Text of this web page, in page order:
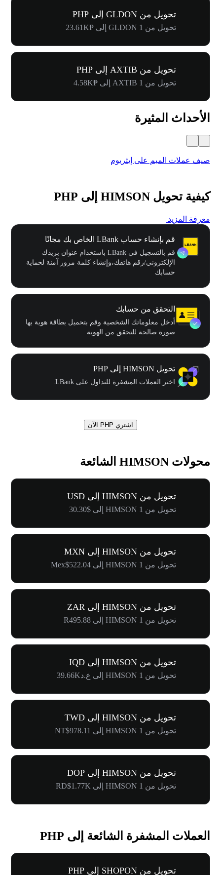
تحويل من GLDON إلى PHP
تحويل من 1 GLDON إلى ₱23.61K
تحويل من AXTIB إلى PHP
تحويل من 1 AXTIB إلى ₱4.58K
الأحداث المثيرة
صيف عملات الميم على إيثريوم
كيفية تحويل HIMSON إلى PHP
معرفة المزيد
قم بإنشاء حساب LBank الخاص بك مجانًا
قم بالتسجيل في LBank باستخدام عنوان بريدك
الإلكتروني/رقم هاتفك،وإنشاء كلمة مرور آمنة لحماية
حسابك
التحقق من حسابك
أدخل معلوماتك الشخصية وقم بتحميل بطاقة هوية بها
صورة صالحة للتحقق من الهوية
تحويل HIMSON إلى PHP
اختر العملات المشفرة للتداول على LBank.
اشتري PHP الآن
محولات HIMSON الشائعة
تحويل من HIMSON إلى USD
تحويل من 1 HIMSON إلى $30.30
تحويل من HIMSON إلى MXN
تحويل من 1 HIMSON إلى Mex$522.04
تحويل من HIMSON إلى ZAR
تحويل من 1 HIMSON إلى R495.88
تحويل من HIMSON إلى IQD
تحويل من 1 HIMSON إلى ع.د39.66K
تحويل من HIMSON إلى TWD
تحويل من 1 HIMSON إلى NT$978.11
تحويل من HIMSON إلى DOP
تحويل من 1 HIMSON إلى RD$1.77K
العملات المشفرة الشائعة إلى PHP
تحويل من SHOPON إلى PHP